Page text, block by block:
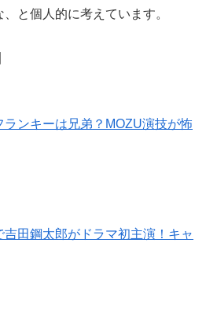
と個人的に考えています。
ンキーは兄弟？MOZU演技が怖
田鋼太郎がドラマ初主演！キャ